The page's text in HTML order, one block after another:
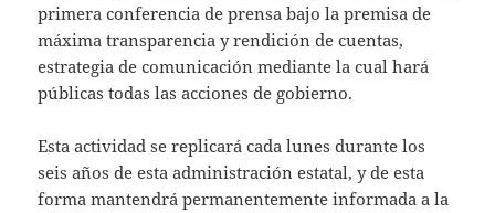
primera conferencia de prensa bajo la premisa de
máxima transparencia y rendición de cuentas,
estrategia de comunicación mediante la cual hará
públicas todas las acciones de gobierno.
Esta actividad se replicará cada lunes durante los
seis años de esta administración estatal, y de esta
forma mantendrá permanentemente informada a la